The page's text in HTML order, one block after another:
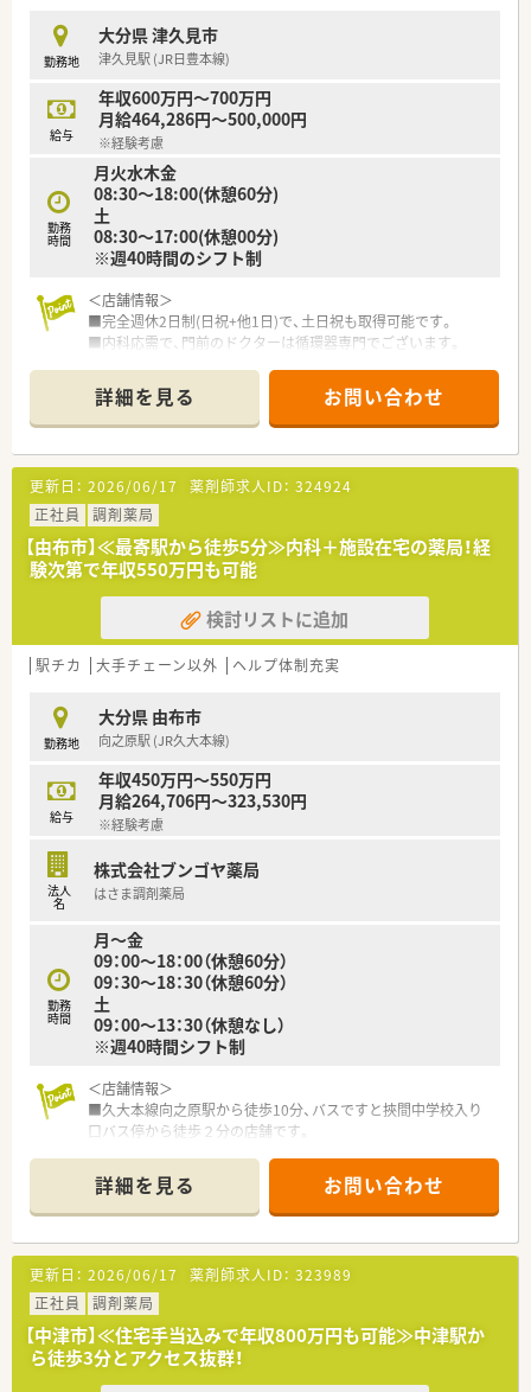
480万円の範囲で給与を決定します。
■賞与の支給はありませんが、その分が年収にしっかりと反映さ
れている給与体系となっております。
【勤務実態について】
■終業時間は17:30と早く、残業もほとんど発生しないため、終
業後の時間を有効に活用できます。
■土曜日の勤務時間は13:00までとなっており、週末のプライベ
ートな時間も十分に確保できます。
■年次有給休暇に加えて夏季休暇や年末年始休暇も整備されて
おり、
勤務地
大分県 津久見市
津久見駅 (JR日豊本線)
給与
年収600万円～700万円
月給464,286円～500,000円
※経験考慮
勤務
時間
月火水木金
08:30～18:00(休憩60分)
土
08:30～17:00(休憩00分)
※週40時間のシフト制
＜店舗情報＞
■完全週休2日制(日祝+他1日)で、土日祝も取得可能です。
■内科応需で、門前のドクターは循環器専門でございます。
■処方枚数に対し、充分な人数体制をとっているため、無理なく
ご就業できる環境です。
＜法人特徴＞
■法人としては1店舗のみの経営ですが、母体が医薬品卸の会社
で非常に安定しています。
■社長は物腰が柔らかく、温和な方です。
■開局から20年近く勤務されている方もおり、定着率の高い薬
局です。
■会社負担でeラーニング研修や勉強会への参加もサポートして
■引越し手当、住宅手当も相談可能です。
詳細を見る お問い合わせ
更新日： 2026/06/17 薬剤師求人ID： 324924
正社員
調剤薬局
【由布市】≪最寄駅から徒歩5分≫内科＋施設在宅の薬局！経
験次第で年収550万円も可能
検討リストに追加
駅チカ 大手チェーン以外 ヘルプ体制充実
勤務地
大分県 由布市
向之原駅 (JR久大本線)
給与
年収450万円～550万円
月給264,706円～323,530円
※経験考慮
法人
名
株式会社ブンゴヤ薬局
はさま調剤薬局
勤務
時間
月～金
09：00～18：00（休憩60分）
09：30～18：30（休憩60分）
土
09：00～13：30（休憩なし）
※週40時間シフト制
＜店舗情報＞
■久大本線向之原駅から徒歩10分、バスですと挾間中学校入り
口バス停から徒歩２分の店舗です。
も便利な立地です。
■処方枚数は60～70枚/日で薬剤師常時1.5名体制の店舗です。
■長年お勤めされている方いらっしゃるので、経験が浅い方も安
心です。
＜教育制度＞
■トレーナー制度（OJT研修）、スキルアップセミナー、認知症サ
ポーター養成講座などを実施しております。
■認定薬剤師資格取得は必須となっており、MPラーニングは会
社補助で受けられます。
詳細を見る お問い合わせ
更新日： 2026/06/17 薬剤師求人ID： 323989
正社員
調剤薬局
【中津市】≪住宅手当込みで年収800万円も可能≫中津駅か
ら徒歩3分とアクセス抜群！